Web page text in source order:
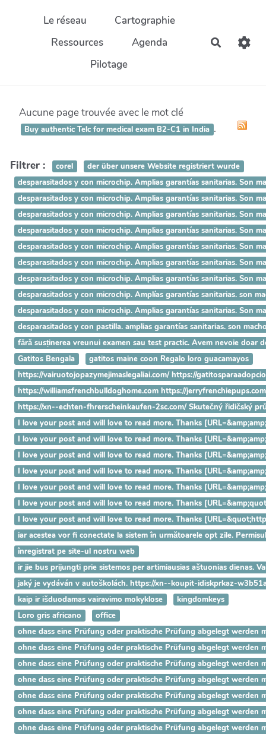
Aller au contenu principal
Le réseau
Cartographie
Ressources
Agenda
Pilotage
Aucune page trouvée avec le mot clé
Buy authentic Telc for medical exam B2-C1 in India .
Filtrer : corel
der über unsere Website registriert wurde
desparasitados y con microchip. Amplias garantías sanitarias. Son
desparasitados y con microchip. Amplias garantías sanitarias. Son
desparasitados y con microchip. Amplias garantías sanitarias. Son
desparasitados y con microchip. Amplias garantías sanitarias. Son
desparasitados y con microchip. Amplias garantías sanitarias. Son
desparasitados y con microchip. Amplias garantías sanitarias. Son
desparasitados y con microchip. Amplias garantías sanitarias.
desparasitados y con microchip. Amplías garantías sanitarias. son
desparasitados y con microchip. Amplias garantías sanitarias. Son
desparasitados y con pastilla. amplias garantías sanitarias. son
fără susținerea vreunui examen sau test practic. Avem nevoie doar
Gatitos Bengala
gatitos maine coon Regalo loro guacamayos
https://vairuotojopazymejimaslegaliai.com/ https://
https://williamsfrenchbulldoghome.com https://
https://xn--echten-fhrerscheinkaufen-2sc.com/ Skutečný řidičský
I love your post and will love to read more. Thanks
I love your post and will love to read more. Thanks
I love your post and will love to read more. Thanks
I love your post and will love to read more. Thanks
I love your post and will love to read more. Thanks
I love your post and will love to read more. Thanks
I love your post and will love to read more. Thanks
iar acestea vor fi conectate la sistem în următoarele opt zile.
înregistrat pe site-ul nostru web
ir jie bus prijungti prie sistemos per artimiausias aštuonias dienas.
jaký je vydáván v autoškolách. https://xn--koupit-idiskprkaz-
kaip ir išduodamas vairavimo mokyklose
kingdomkeys
Loro gris africano
office
ohne dass eine Prüfung oder praktische Prüfung abgelegt werden
ohne dass eine Prüfung oder praktische Prüfung abgelegt werden
ohne dass eine Prüfung oder praktische Prüfung abgelegt werden
ohne dass eine Prüfung oder praktische Prüfung abgelegt werden
ohne dass eine Prüfung oder praktische Prüfung abgelegt werden
ohne dass eine Prüfung oder praktische Prüfung abgelegt werden
ohne dass eine Prüfung oder praktische Prüfung abgelegt werden